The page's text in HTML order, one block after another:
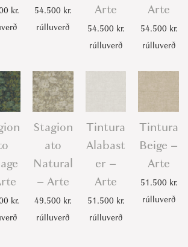
kr.
54.500 kr.
rúlluverð
Arte
54.500 kr.
rúlluverð
Arte
54.500 kr.
rúlluverð
kr.
Stagion
ato
Natural
– Arte
49.500 kr.
rúlluverð
Tintura
Alabast
er –
Arte
51.500 kr.
rúlluverð
Tintura
Beige –
Arte
51.500 kr.
rúlluverð